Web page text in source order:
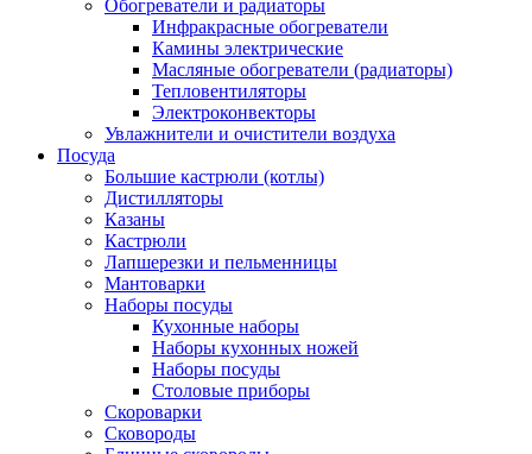
Обогреватели и радиаторы
Инфракрасные обогреватели
Камины электрические
Масляные обогреватели (радиаторы)
Тепловентиляторы
Электроконвекторы
Увлажнители и очистители воздуха
Посуда
Большие кастрюли (котлы)
Дистилляторы
Казаны
Кастрюли
Лапшерезки и пельменницы
Мантоварки
Наборы посуды
Кухонные наборы
Наборы кухонных ножей
Наборы посуды
Столовые приборы
Скороварки
Сковороды